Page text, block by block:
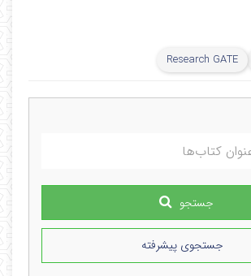
Research GATE
جستجو
جستجوی پیشرفته